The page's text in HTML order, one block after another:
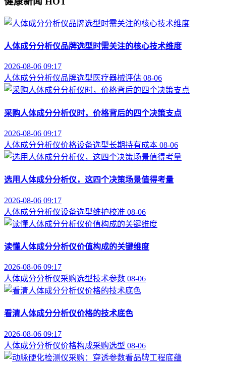
人体成分分析仪品牌选型时需关注的核心技术维度
2026-08-06 09:17
人体成分分析仪品牌选型 医疗器械评估 08-06
采购人体成分分析仪时，价格背后的四个决策支点
2026-08-06 09:17
人体成分分析仪价格设备选型长期持有成本 08-06
选用人体成分分析仪，这四个决策场景值得考量
2026-08-06 09:17
人体成分分析仪设备选型维护校准 08-06
读懂人体成分分析仪价值构成的关键维度
2026-08-06 09:17
人体成分分析仪采购选型技术参数 08-06
看清人体成分分析仪价格的技术底色
2026-08-06 09:17
人体成分分析仪价格构成采购选型 08-06